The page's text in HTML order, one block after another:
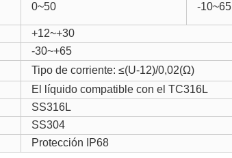
0~50 -10~65
+12~+30
-30~+65
Tipo de corriente: ≤(U-12)/0,02(Ω)
El líquido compatible con el TC316L
SS316L
SS304
Protección IP68